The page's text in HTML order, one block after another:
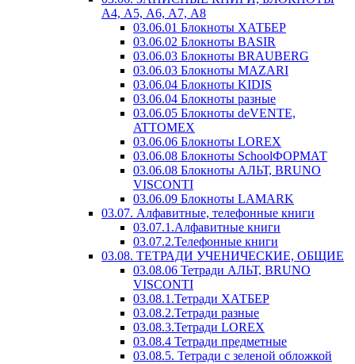
А4, А5, А6, А7, А8
03.06.01 Блокноты ХАТБЕР
03.06.02 Блокноты BASIR
03.06.03 Блокноты BRAUBERG
03.06.03 Блокноты MAZARI
03.06.04 Блокноты KIDIS
03.06.04 Блокноты разные
03.06.05 Блокноты deVENTE,
ATTOMEX
03.06.06 Блокноты LOREX
03.06.08 Блокноты SchoolФОРМАТ
03.06.08 Блокноты АЛЬТ, BRUNO
VISCONTI
03.06.09 Блокноты LAMARK
03.07. Алфавитные, телефонные книги
03.07.1.Алфавитные книги
03.07.2.Телефонные книги
03.08. ТЕТРАДИ УЧЕНИЧЕСКИЕ, ОБЩИЕ
03.08.06 Тетради АЛЬТ, BRUNO
VISCONTI
03.08.1.Тетради ХАТБЕР
03.08.2.Тетради разные
03.08.3.Тетради LOREX
03.08.4 Тетради предметные
03.08.5. Тетради с зеленой обложкой